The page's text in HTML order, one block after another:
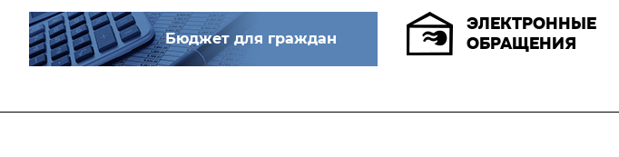
Бюджет для граждан
ЭЛЕКТРОННЫЕ
ОБРАЩЕНИЯ